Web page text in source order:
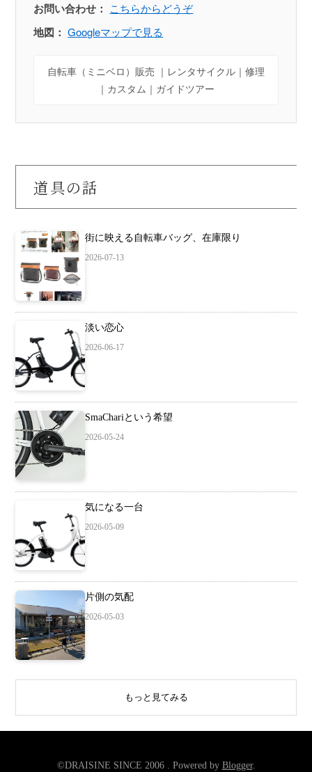
お問い合わせ： こちらからどうぞ
地図： Googleマップで見る
自転車（ミニベロ）販売 ｜レンタサイクル｜修理
｜カスタム｜ガイドツアー
道具の話
街に映える自転車バッグ、在庫限り
2026-07-13
淡い恋心
2026-06-17
SmaChariという希望
2026-05-24
気になる一台
2026-05-09
片側の気配
2026-05-03
もっと見てみる
©DRAISINE SINCE 2006 . Powered by Blogger.